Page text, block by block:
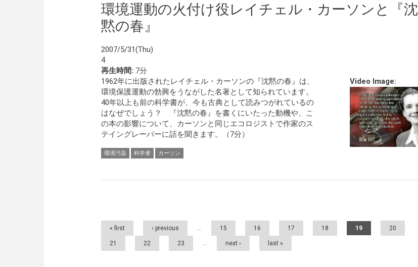
環境運動の火付け役レイチェル・カーソンと『沈
黙の春』
2007/5/31(Thu)
4
再生時間: 7分
Video Image:
1962年に出版されたレイチェル・カーソンの『沈黙の春』は、
環境保護運動の勃興をうながした名著として知られています。
40年以上も前の科学書が、今も古典として読みつがれているの
はなぜでしょう？ 『沈黙の春』を書くにいたった動機や、こ
の本の影響について、カーソンと同じエコロジストで作家のス
テイングレーバーに話を聞きます。（7分）
環境汚染 科学者 カーソン
Pages
« first ‹ previous … 15 16 17 18 19 20
21 22 23 … next › last »